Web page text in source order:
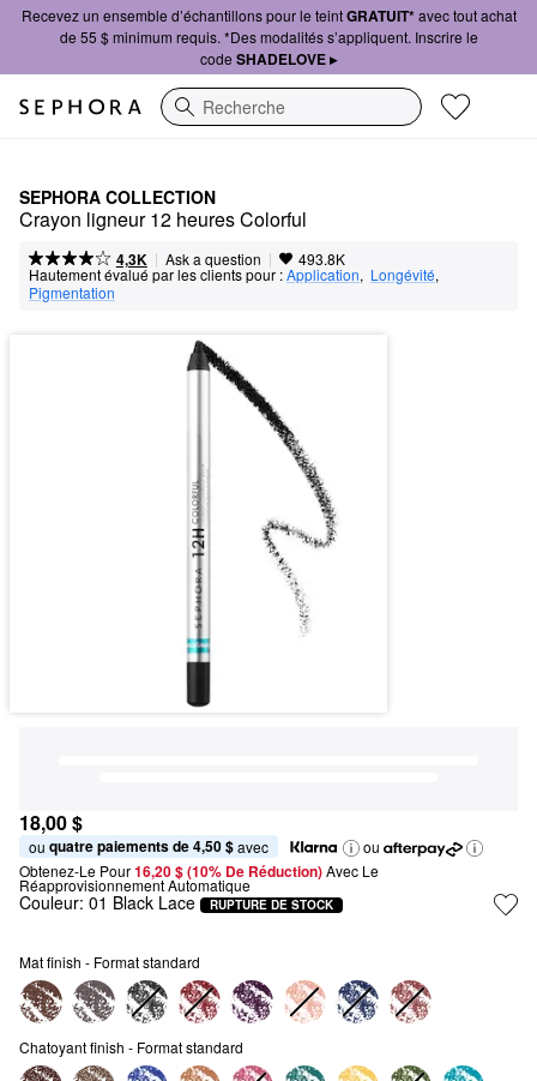
Recevez un ensemble d’échantillons pour le teintGRATUIT*avec tout achat
de 55 $ minimum requis. *Des modalités s’appliquent. Inscrire le
code SHADELOVE ▸
Recherche
SEPHORA COLLECTION
Crayon ligneur 12 heures Colorful
4,3K | Ask a question | 493.8K
Hautement évalué par les clients pour :Application, Longévité,
Pigmentation
18,00 $
ou quatre paiements de 4,50 $ avec
ou
Obtenez-Le Pour16,20 $ (10% De Réduction) Avec Le
Réapprovisionnement Automatique
Couleur: 01 Black Lace RUPTURE DE STOCK
Mat finish - Format standard
Chatoyant finish - Format standard